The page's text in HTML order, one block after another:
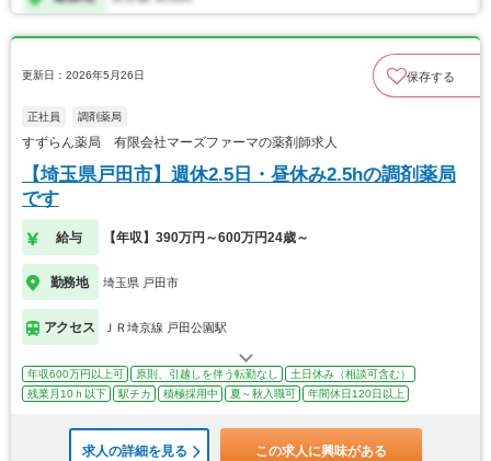
更新日：2026年5月26日 保存する
正社員 調剤薬局
すずらん薬局 有限会社マーズファーマの薬剤師求人
【埼玉県戸田市】週休2.5日・昼休み2.5hの調剤薬局
です
給与 【年収】390万円～600万円24歳～
勤務地 埼玉県 戸田市
アクセス ＪＲ埼京線 戸田公園駅
年収600万円以上可 原則、引越しを伴う転勤なし
土日休み（相談可含む）
残業月10ｈ以下
駅チカ 積極採用中 夏～秋入職可 年間休日120日以上
求人の詳細を見る この求人に興味がある